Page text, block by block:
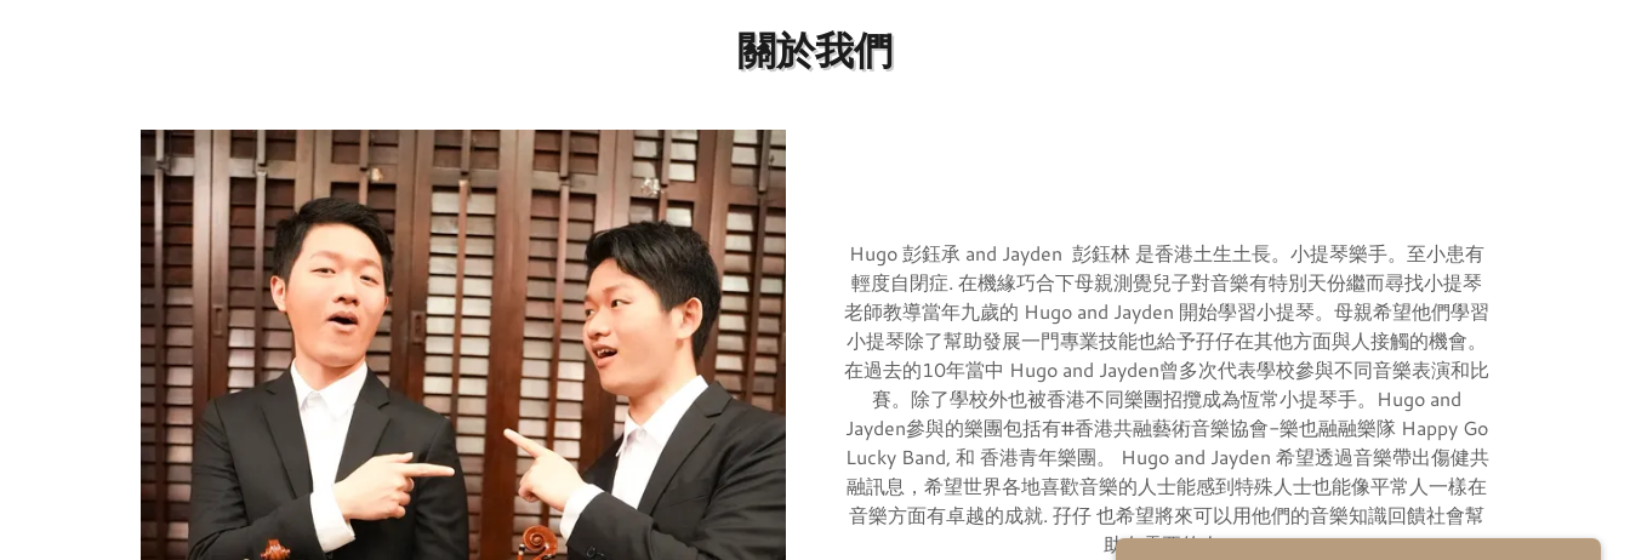
關於我們
Hugo 彭鈺承 and Jayden 彭鈺林 是香港土生土長。小提琴樂手。至小患有
輕度自閉症. 在機緣巧合下母親測覺兒子對音樂有特別天份繼而尋找小提琴
老師教導當年九歲的 Hugo and Jayden 開始學習小提琴。母親希望他們學習
小提琴除了幫助發展一門專業技能也給予孖仔在其他方面與人接觸的機會。
在過去的10年當中 Hugo and Jayden曾多次代表學校參與不同音樂表演和比
賽。除了學校外也被香港不同樂團招攬成為恆常小提琴手。Hugo and
Jayden參與的樂團包括有#香港共融藝術音樂協會-樂也融融樂隊 Happy Go
Lucky Band, 和 香港青年樂團。 Hugo and Jayden 希望透過音樂帶出傷健共
融訊息，希望世界各地喜歡音樂的人士能感到特殊人士也能像平常人一樣在
音樂方面有卓越的成就. 孖仔 也希望將來可以用他們的音樂知識回饋社會幫
助有需要的人.